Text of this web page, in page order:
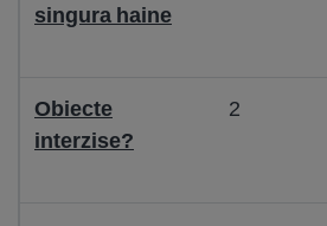
singura haine
Obiecte
interzise?
2